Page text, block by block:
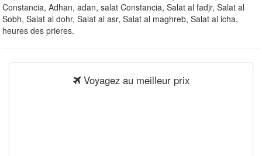
Constancia, Adhan, adan, salat Constancia, Salat al fadjr, Salat al
Sobh, Salat al dohr, Salat al asr, Salat al maghreb, Salat al icha,
heures des prieres.
Voyagez au meilleur prix